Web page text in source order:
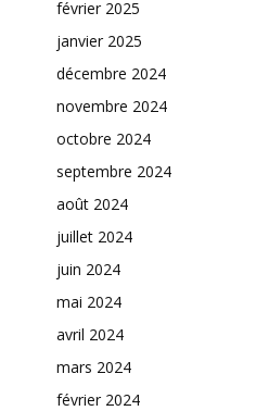
février 2025
janvier 2025
décembre 2024
novembre 2024
octobre 2024
septembre 2024
août 2024
juillet 2024
juin 2024
mai 2024
avril 2024
mars 2024
février 2024